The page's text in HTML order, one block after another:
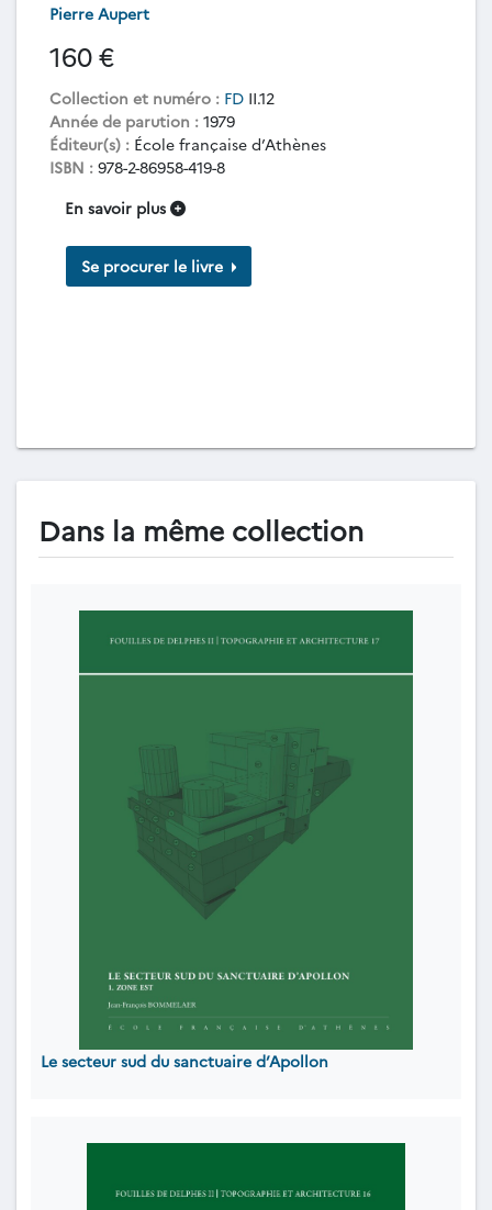
Pierre Aupert
160 €
Collection et numéro : FD II.12
Année de parution : 1979
Éditeur(s) : École française d’Athènes
ISBN : 978-2-86958-419-8
En savoir plus
Se procurer le livre
Dans la même collection
Le secteur sud du sanctuaire d’Apollon